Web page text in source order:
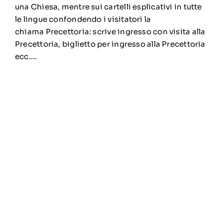
una Chiesa, mentre sui cartelli esplicativi in tutte
le lingue confondendo i visitatori la
chiama Precettoria: scrive ingresso con visita alla
Precettoria, biglietto per ingresso alla Precettoria
ecc….